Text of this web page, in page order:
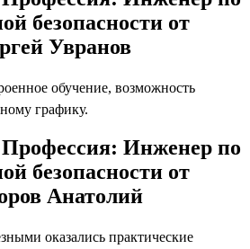
безопасности от
Увранов
обучение, возможность
графику.
Инженер по
безопасности от
Анатолий
оказались практические